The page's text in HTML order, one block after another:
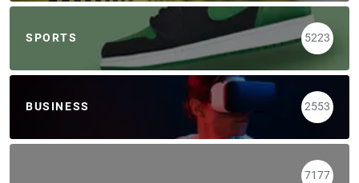
SPORTS 5223
BUSINESS 2553
7177